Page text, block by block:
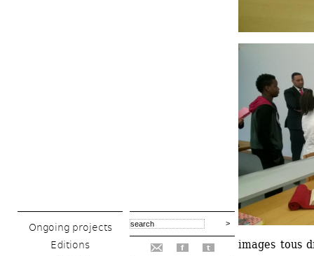
Ongoing projects
Editions
f t images tous